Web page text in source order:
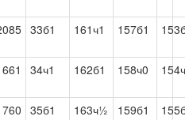
33б1 161ч1 157б1
34ч1 162б1 158ч0
35б1 163ч½ 159б1